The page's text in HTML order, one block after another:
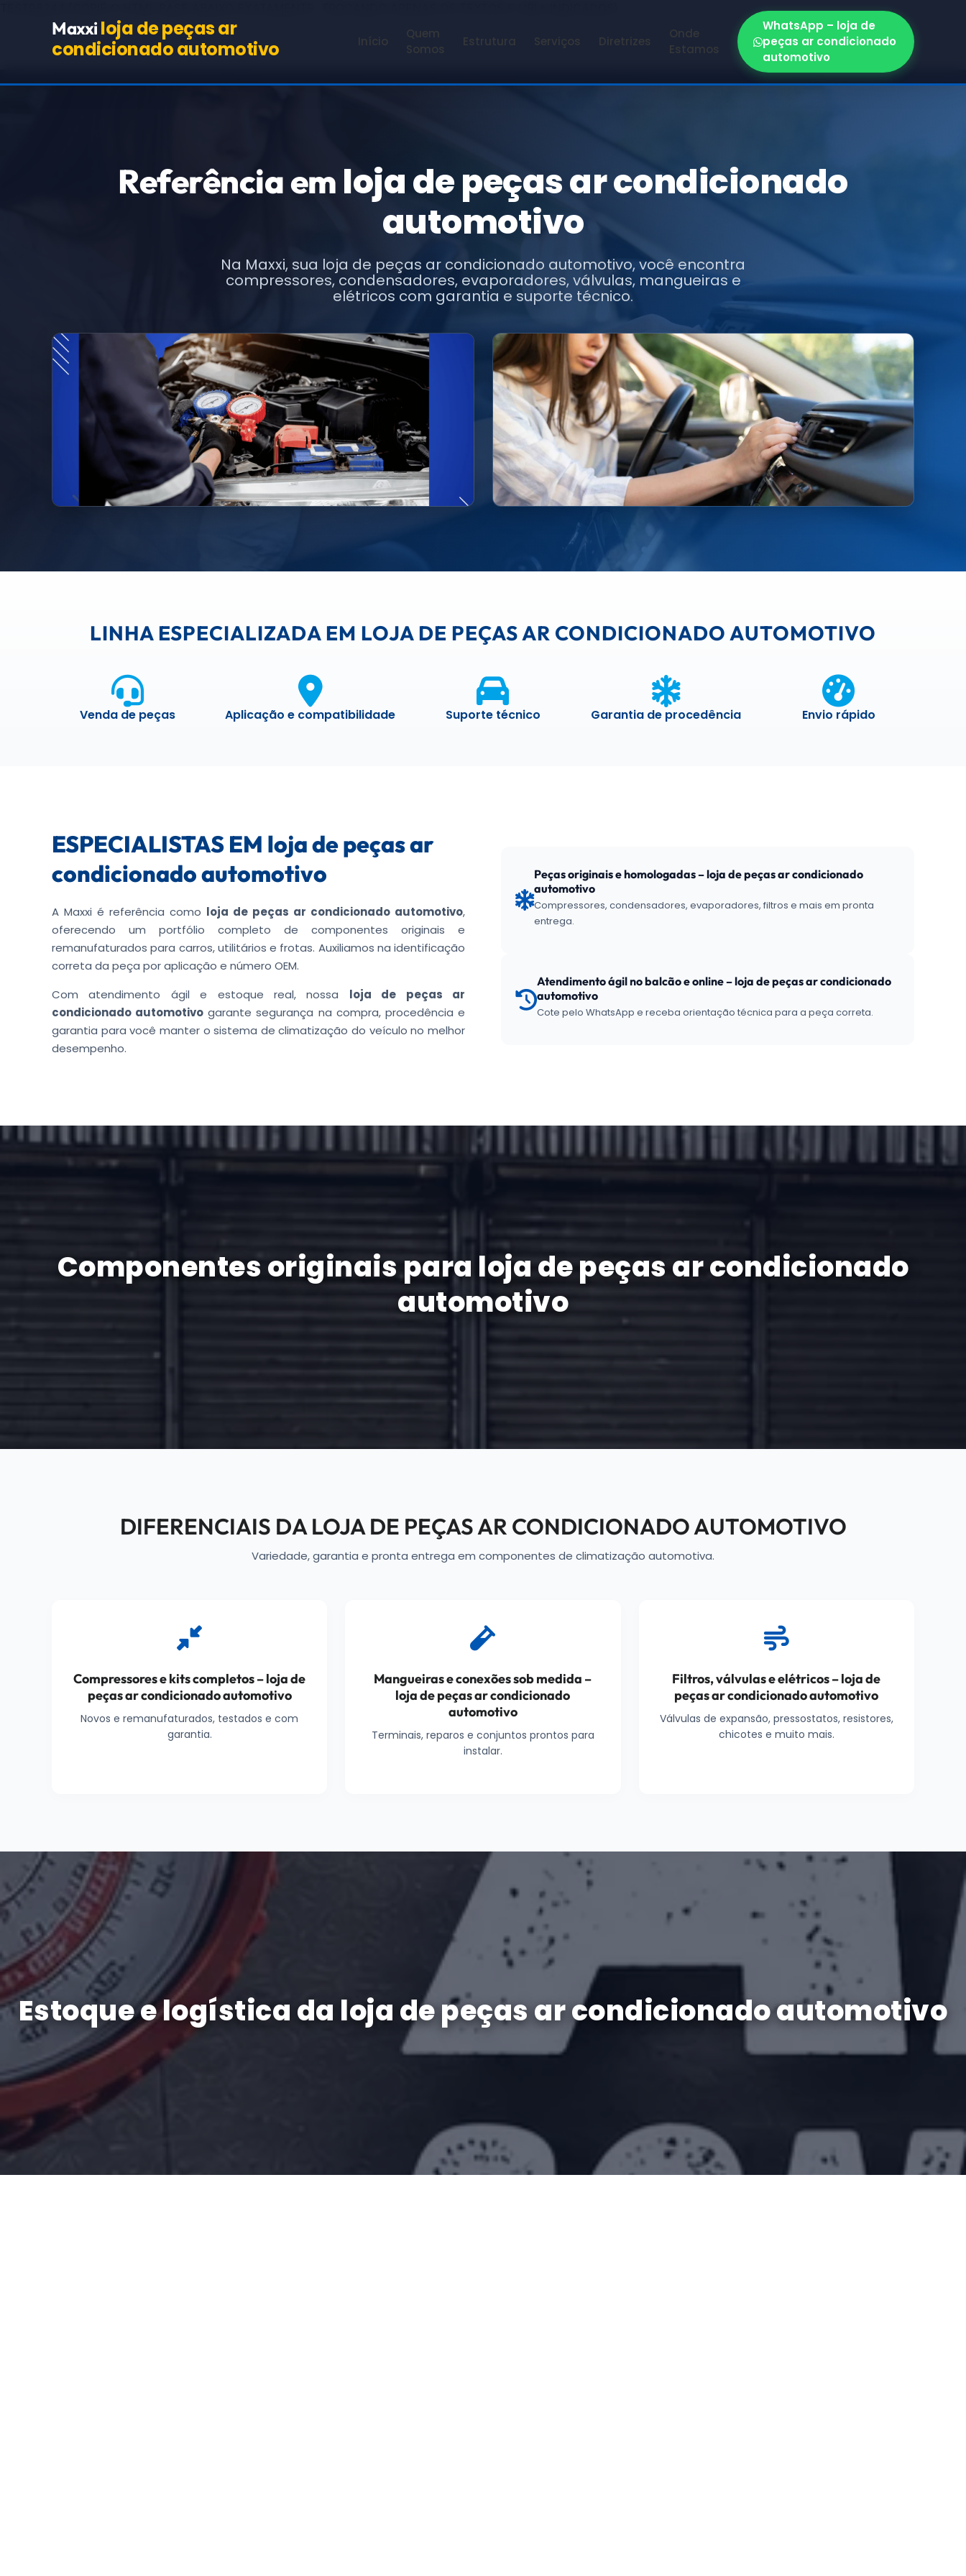
Maxxi loja de peças ar
condicionado automotivo
Início
Quem
Somos
Estrutura Serviços Diretrizes
Onde
Estamos
WhatsApp – loja de
peças ar condicionado
automotivo
Referência em loja de peças ar condicionado
automotivo
Na Maxxi, sua loja de peças ar condicionado automotivo, você encontra
compressores, condensadores, evaporadores, válvulas, mangueiras e
elétricos com garantia e suporte técnico.
LINHA ESPECIALIZADA EM LOJA DE PEÇAS AR CONDICIONADO AUTOMOTIVO
Venda de peças Aplicação e compatibilidade Suporte técnico Garantia de procedência Envio rápido
ESPECIALISTAS EM loja de peças ar
condicionado automotivo
A Maxxi é referência como loja de peças ar condicionado automotivo,
oferecendo um portfólio completo de componentes originais e
remanufaturados para carros, utilitários e frotas. Auxiliamos na identificação
correta da peça por aplicação e número OEM.
Com atendimento ágil e estoque real, nossa loja de peças ar
condicionado automotivo garante segurança na compra, procedência e
garantia para você manter o sistema de climatização do veículo no melhor
desempenho.
Peças originais e homologadas – loja de peças ar condicionado
automotivo
Compressores, condensadores, evaporadores, filtros e mais em pronta
entrega.
Atendimento ágil no balcão e online – loja de peças ar condicionado
automotivo
Cote pelo WhatsApp e receba orientação técnica para a peça correta.
Componentes originais para loja de peças ar condicionado
automotivo
DIFERENCIAIS DA LOJA DE PEÇAS AR CONDICIONADO AUTOMOTIVO
Variedade, garantia e pronta entrega em componentes de climatização automotiva.
Compressores e kits completos – loja de
peças ar condicionado automotivo
Novos e remanufaturados, testados e com
garantia.
Mangueiras e conexões sob medida –
loja de peças ar condicionado
automotivo
Terminais, reparos e conjuntos prontos para
instalar.
Filtros, válvulas e elétricos – loja de
peças ar condicionado automotivo
Válvulas de expansão, pressostatos, resistores,
chicotes e muito mais.
Estoque e logística da loja de peças ar condicionado automotivo